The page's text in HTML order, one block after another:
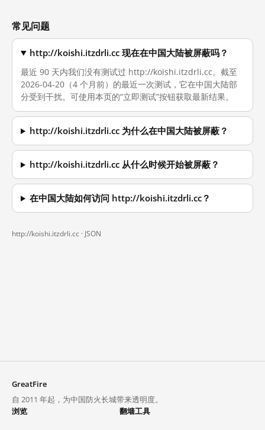
常见问题
http://koishi.itzdrli.cc 现在在中国大陆被屏蔽吗？
最近 90 天内我们没有测试过 http://koishi.itzdrli.cc。截至
2026-04-20（4 个月前）的最近一次测试，它在中国大陆部
分受到干扰。可使用本页的“立即测试”按钮获取最新结果。
http://koishi.itzdrli.cc 为什么在中国大陆被屏蔽？
http://koishi.itzdrli.cc 从什么时候开始被屏蔽？
在中国大陆如何访问 http://koishi.itzdrli.cc？
http://koishi.itzdrli.cc · JSON
GreatFire
自 2011 年起，为中国防火长城带来透明度。
浏览
翻墙工具